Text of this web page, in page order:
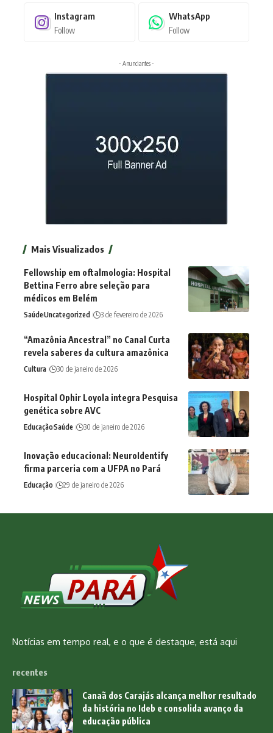
Instagram
Follow
WhatsApp
Follow
- Anunciantes -
Mais Visualizados
Fellowship em oftalmologia: Hospital
Bettina Ferro abre seleção para
médicos em Belém
SaúdeUncategorized 3 de fevereiro de 2026
“Amazônia Ancestral” no Canal Curta
revela saberes da cultura amazônica
Cultura 30 de janeiro de 2026
Hospital Ophir Loyola integra Pesquisa
genética sobre AVC
EducaçãoSaúde 30 de janeiro de 2026
Inovação educacional: NeuroIdentify
firma parceria com a UFPA no Pará
Educação 29 de janeiro de 2026
Notícias em tempo real, e o que é destaque, está aqui
recentes
Canaã dos Carajás alcança melhor resultado
da história no Ideb e consolida avanço da
educação pública